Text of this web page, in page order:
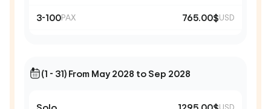
3-100PAX 765.00$USD
(1 - 31) From May 2028 to Sep 2028